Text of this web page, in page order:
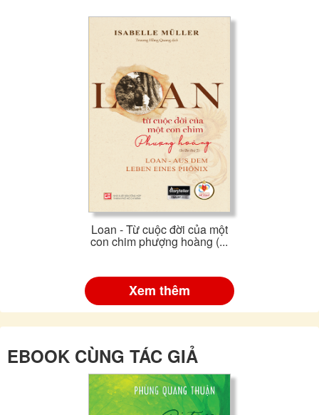
Loan - Từ cuộc đời của một
con chim phượng hoàng (...
Xem thêm
EBOOK CÙNG TÁC GIẢ